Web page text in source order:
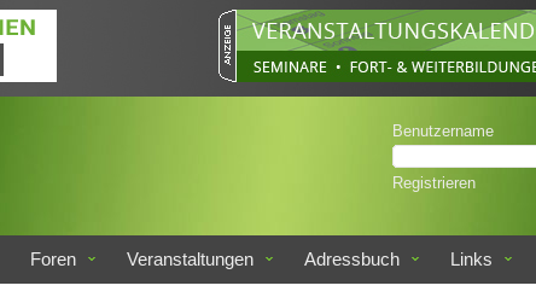
Benutzername
Registrieren
Foren Veranstaltungen Adressbuch Links